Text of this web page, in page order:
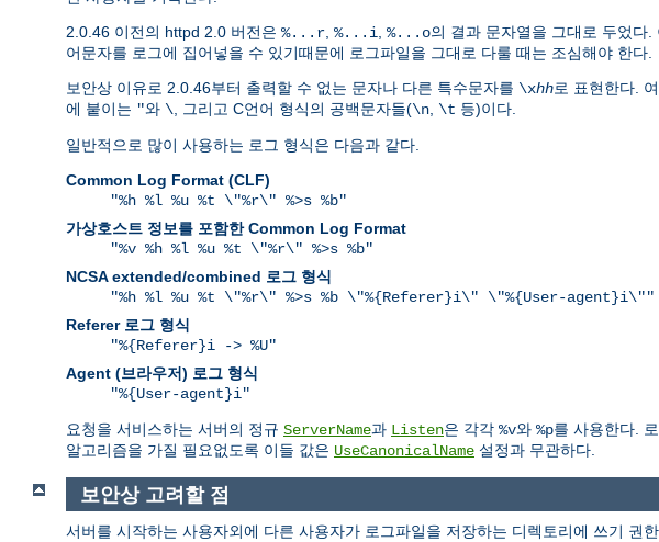
2.0.46 이전의 httpd 2.0 버전은 %...r %...i %...o의 결과 문자열을 그대로 두었다
어문자를 로그에 집어넣을 수 있기때문에 로그파일을 그대로 다룰 때는 조심해야 한다.
보안상 이유로 2.0.46부터 출력할 수 없는 문자나 다른 특수문자를 \xhh로 표현한다.
에 붙이는 "와 \ , 그리고 C언어 형식의 공백문자들(\n \t 등)이다.
일반적으로 많이 사용하는 로그 형식은 다음과 같다.
Common Log Format (CLF)
"%h %l %u %t \"%r\" %>s %b"
가상호스트 정보를 포함한 Common Log Format
"%v %h %l %u %t \"%r\" %>s %b"
NCSA extended/combined 로그 형식
"%h %l %u %t \"%r\" %>s %b \"%{Referer}i\" \"%{User-agent}i\""
Referer 로그 형식
"%{Referer}i -> %U"
Agent (브라우저) 로그 형식
"%{User-agent}i"
요청을 서비스하는 서버의 정규 ServerName과 Listen은 각각 %v와 %p를 사용한다.
알고리즘을 가질 필요없도록 이들 값은 UseCanonicalName 설정과 무관하다.
보안상 고려할 점
서버를 시작하는 사용자외에 다른 사용자가 로그파일을 저장하는 디렉토리에 쓰기 권